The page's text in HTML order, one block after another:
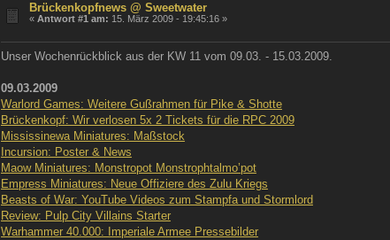
Brückenkopfnews @ Sweetwater
«Antwort #1 am: 15. März 2009 - 19:45:16 »
Unser Wochenrückblick aus der KW 11 vom 09.03. - 15.03.2009.
09.03.2009
Warlord Games: Weitere Gußrahmen für Pike & Shotte
Brückenkopf: Wir verlosen 5x 2 Tickets für die RPC 2009
Mississinewa Miniatures: Maßstock
Incursion: Poster & News
Maow Miniatures: Monstropot Monstrophtalmo’pot
Empress Miniatures: Neue Offiziere des Zulu Kriegs
Beasts of War: YouTube Videos zum Stampfa und Stormlord
Review: Pulp City Villains Starter
Warhammer 40.000: Imperiale Armee Pressebilder